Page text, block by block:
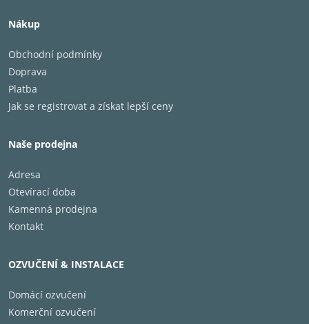
Aramidový tkaný basový
reproduktor
Nejnovější iterace řady reproduktorů Debut 3.0
integruje nově zkonstruovaný woofer z aramidových
vláken proslulý svými vynikajícími vlastnostmi, včetně
Nákup
Obchodní podmínky
Doprava
Platba
Jak se registrovat a získat lepší ceny
Naše prodejna
Adresa
Otevírací doba
Kamenná prodejna
Kontakt
OZVUČENÍ & INSTALACE
Domácí ozvučení
Komerční ozvučení